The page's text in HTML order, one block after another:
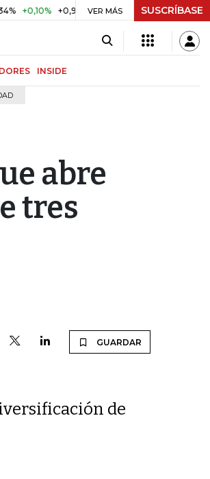
+0,98% UVR $ 416,91 +$ 0,05 +0,01%
VER MÁS SUSCRÍBASE
INSIDE
abre
tres
GUARDAR
de